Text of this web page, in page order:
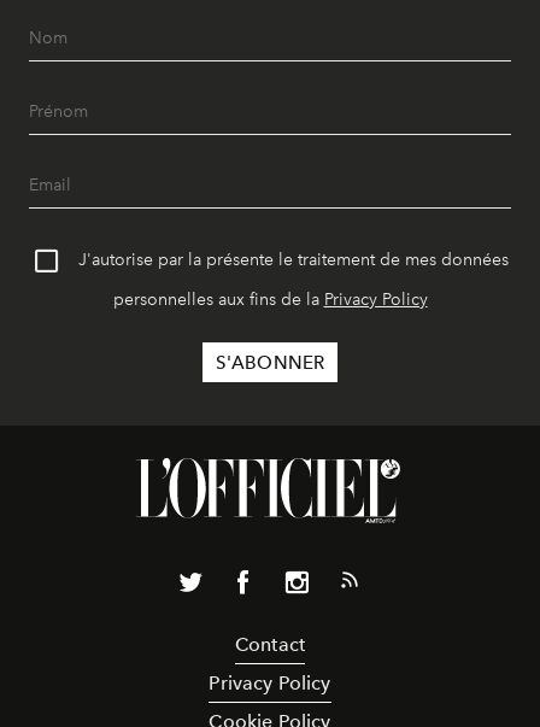
J'autorise par la présente le traitement de mes données
personnelles aux fins de la Privacy Policy
Contact
Privacy Policy
Cookie Policy